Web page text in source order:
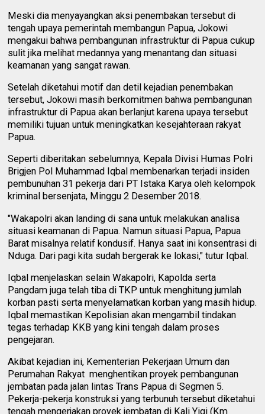
Meski dia menyayangkan aksi penembakan tersebut di
tengah upaya pemerintah membangun Papua, Jokowi
mengakui bahwa pembangunan infrastruktur di Papua cukup
sulit jika melihat medannya yang menantang dan situasi
keamanan yang sangat rawan.
Setelah diketahui motif dan detil kejadian penembakan
tersebut, Jokowi masih berkomitmen bahwa pembangunan
infrastruktur di Papua akan berlanjut karena upaya tersebut
memiliki tujuan untuk meningkatkan kesejahteraan rakyat
Papua.
Seperti diberitakan sebelumnya, Kepala Divisi Humas Polri
Brigjen Pol Muhammad Iqbal membenarkan terjadi insiden
pembunuhan 31 pekerja dari PT Istaka Karya oleh kelompok
kriminal bersenjata, Minggu 2 Desember 2018.
"Wakapolri akan landing di sana untuk melakukan analisa
situasi keamanan di Papua. Namun situasi Papua, Papua
Barat misalnya relatif kondusif. Hanya saat ini konsentrasi di
Nduga. Dari pagi kita sudah bergerak ke lokasi," tutur Iqbal.
Iqbal menjelaskan selain Wakapolri, Kapolda serta
Pangdam juga telah tiba di TKP untuk menghitung jumlah
korban pasti serta menyelamatkan korban yang masih hidup.
Iqbal memastikan Kepolisian akan mengambil tindakan
tegas terhadap KKB yang kini tengah dalam proses
pengejaran.
Akibat kejadian ini, Kementerian Pekerjaan Umum dan
Perumahan Rakyat menghentikan proyek pembangunan
jembatan pada jalan lintas Trans Papua di Segmen 5.
Pekerja-pekerja konstruksi yang terbunuh tersebut diketahui
tengah mengerjakan proyek jembatan di Kali Yigi (Km